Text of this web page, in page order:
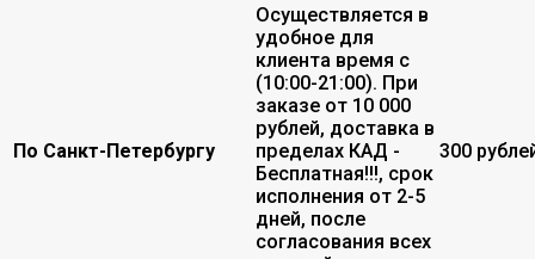
По Санкт-Петербургу
Осуществляется в
удобное для
клиента время с
(10:00-21:00). При
заказе от 10 000
рублей, доставка в
пределах КАД -
Бесплатная!!!, срок
исполнения от 2-5
дней, после
согласования всех
300